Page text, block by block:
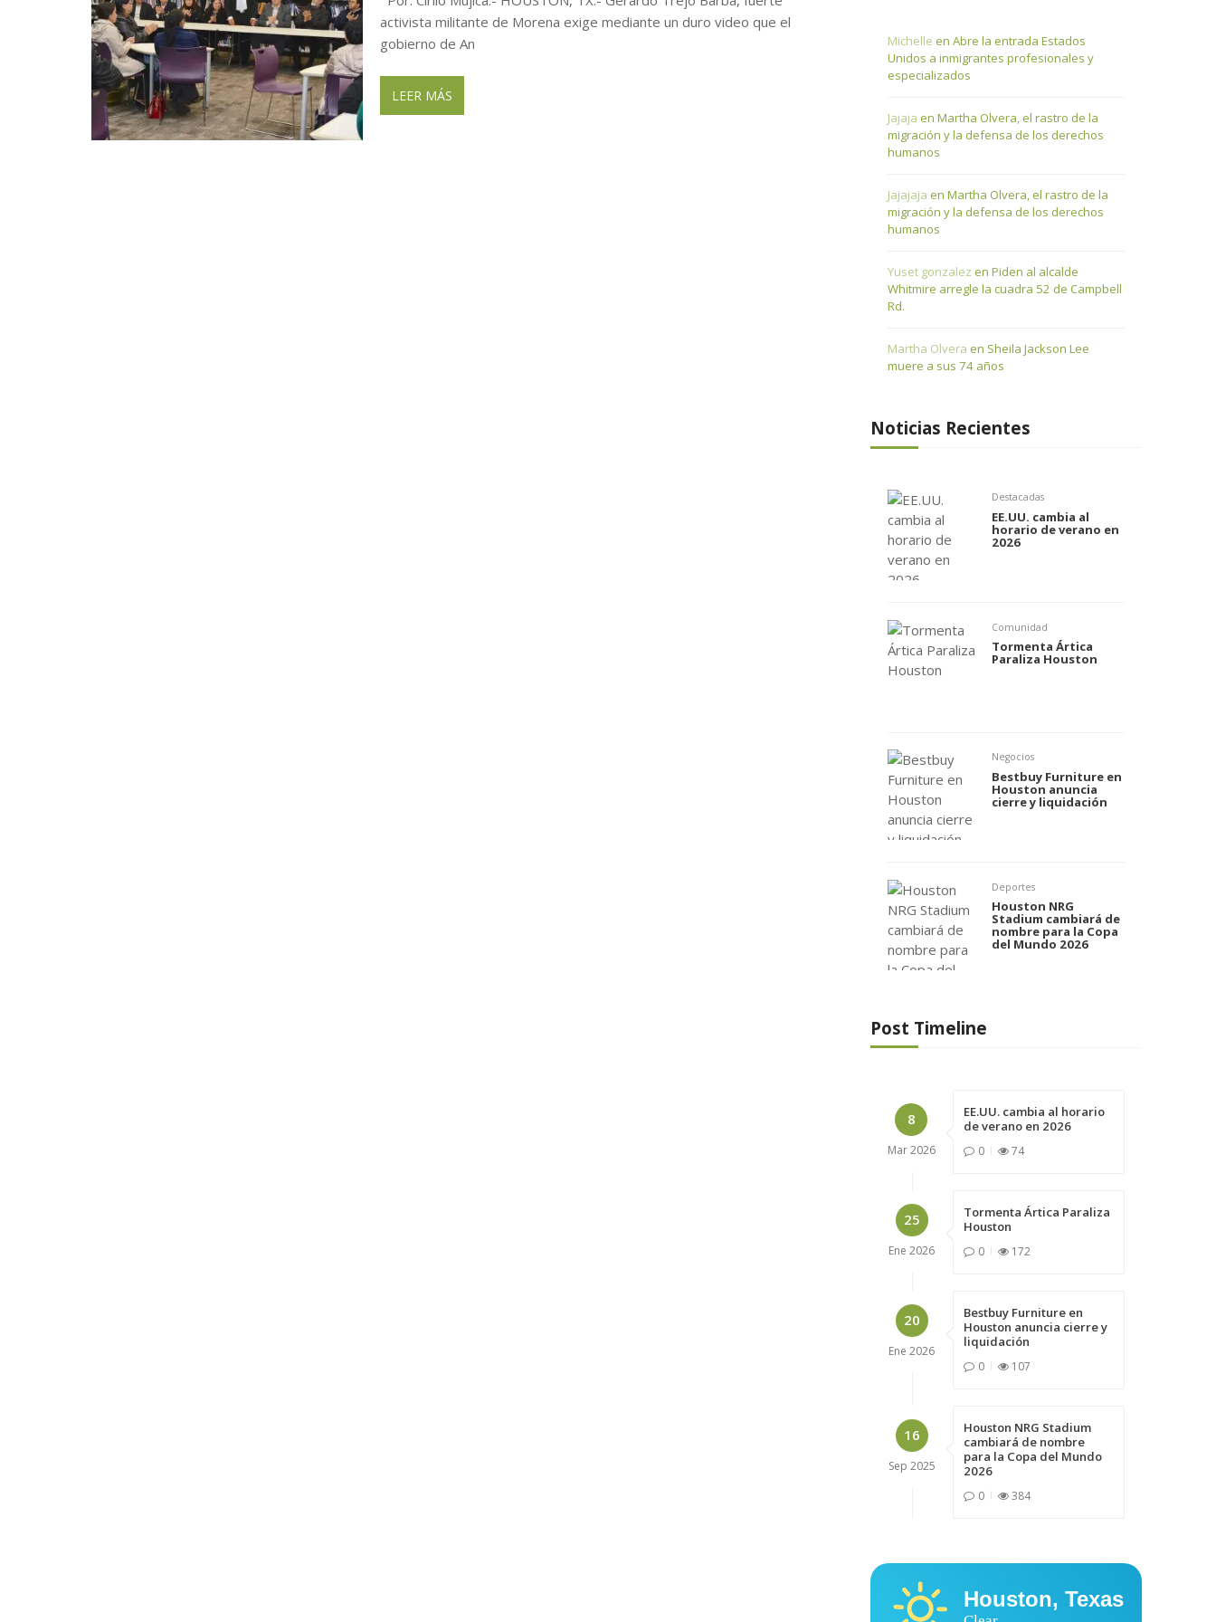
activista militante de Morena exige mediante un duro video que el
gobierno de An
LEER MÁS
Michelle en Abre la entrada Estados
Unidos a inmigrantes profesionales y
especializados
Jajaja en Martha Olvera, el rastro de la
migración y la defensa de los derechos
humanos
Jajajaja en Martha Olvera, el rastro de la
migración y la defensa de los derechos
humanos
Yuset gonzalez en Piden al alcalde
Whitmire arregle la cuadra 52 de Campbell
Rd.
Martha Olvera en Sheila Jackson Lee
muere a sus 74 años
Noticias Recientes
Destacadas
EE.UU. cambia al
horario de verano en
2026
Comunidad
Tormenta Ártica
Paraliza Houston
Negocios
Bestbuy Furniture en
Houston anuncia
cierre y liquidación
Deportes
Houston NRG
Stadium cambiará de
nombre para la Copa
del Mundo 2026
Post Timeline
8
Mar2026
EE.UU. cambia al horario
de verano en 2026
0 74
25
Ene 2026
Tormenta Ártica Paraliza
Houston
0 172
20
Ene 2026
Bestbuy Furniture en
Houston anuncia cierre y
liquidación
0 107
16
Sep 2025
Houston NRG Stadium
cambiará de nombre
para la Copa del Mundo
2026
0 384
Houston, Texas